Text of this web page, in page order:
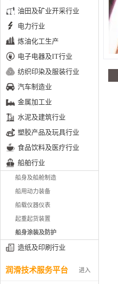
油田及矿业开采行业
电力行业
炼油化工生产
电子电器及IT行业
纺织印染及服装行业
汽车制造业
金属加工业
水泥及建筑行业
塑胶产品及玩具行业
食品饮料及医疗行业
船舶行业
船身及船舱制造
船用动力装备
船载仪器仪表
起重起货装置
船身涂装及防护
造纸及印刷行业
进入
润滑技术服务平台